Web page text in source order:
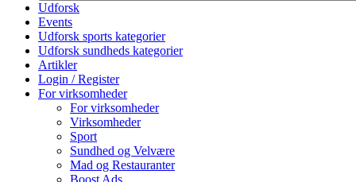
Udforsk
Events
Udforsk sports kategorier
Udforsk sundheds kategorier
Artikler
Login / Register
For virksomheder
For virksomheder
Virksomheder
Sport
Sundhed og Velvære
Mad og Restauranter
Boost Ads